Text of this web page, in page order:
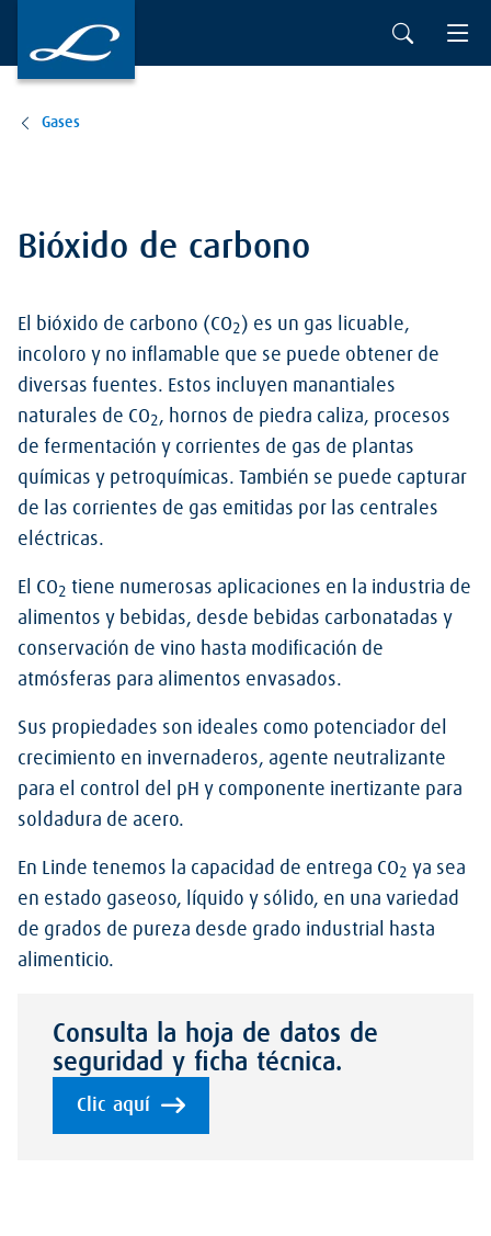
Gases
Bióxido de carbono
Consulta la hoja de datos de
seguridad y ficha técnica.
Clic aquí
El bióxido de carbono (CO2 ) es un gas licuable,
incoloro y no inflamable que se puede obtener de
diversas fuentes. Estos incluyen manantiales
naturales de CO2, hornos de piedra caliza, procesos
de fermentación y corrientes de gas de plantas
químicas y petroquímicas. También se puede capturar
de las corrientes de gas emitidas por las centrales
eléctricas.
El CO2 tiene numerosas aplicaciones en la industria de
alimentos y bebidas, desde bebidas carbonatadas y
conservación de vino hasta modificación de
atmósferas para alimentos envasados.
Sus propiedades son ideales como potenciador del
crecimiento en invernaderos, agente neutralizante
para el control del pH y componente inertizante para
soldadura de acero.
En Linde tenemos la capacidad de entrega CO2 ya sea
en estado gaseoso, líquido y sólido, en una variedad
de grados de pureza desde grado industrial hasta
alimenticio.